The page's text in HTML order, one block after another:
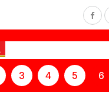
ЧАРБАКЕР
3 4 5 6